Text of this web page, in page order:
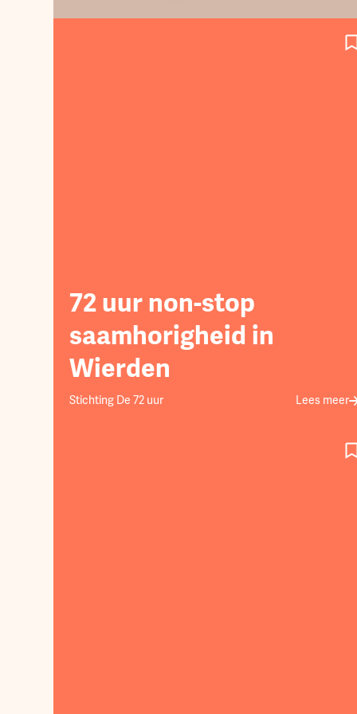
bedrijf”
72 uur non-stop
saamhorigheid in
Wierden
Stichting De 72 uur Lees meer